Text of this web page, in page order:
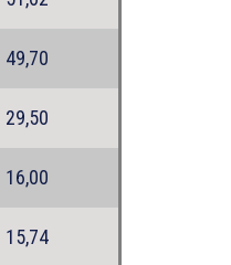
49,70
29,50
16,00
15,74